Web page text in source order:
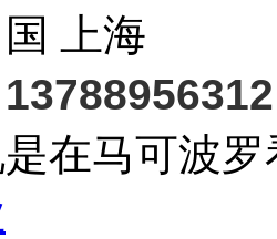
上海
13788956312
在马可波